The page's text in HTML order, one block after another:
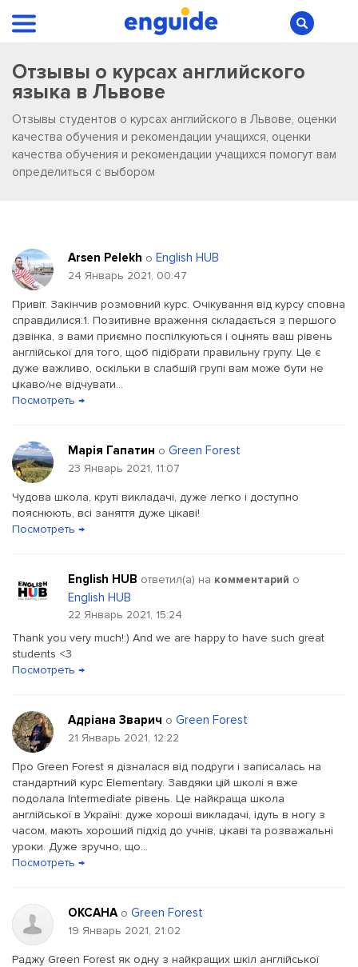
Отзывы о курсах английского
языка в Львове
Отзывы студентов о курсах английского в Львове, оценки
качества обучения и рекомендации учащихся, оценки
качества обучения и рекомендации учащихся помогут вам
определиться с выбором
Arsen Pelekh о English HUB
24 Январь 2021, 00:47
Привіт. Закінчив розмовний курс. Очікування від курсу сповна
справдилися:1. Позитивне враження складається з першого
дзвінка, з вами приємно поспілкуються і оцінять ваш рівень
англійської для того, щоб підібрати правильну групу. Це є
дуже важливо, оскільки в слабшій групі вам може бути не
цікаво/не відчувати...
Посмотреть →
Марія Гапатин о Green Forest
23 Январь 2021, 11:07
Чудова школа, круті викладачі, дуже легко і доступно
пояснюють, всі заняття дуже цікаві!
Посмотреть →
English HUB ответил(a) на комментарий о
English HUB
22 Январь 2021, 15:24
Thank you very much!:) And we are happy to have such great
students <3
Посмотреть →
Адріана Зварич о Green Forest
21 Январь 2021, 12:22
Про Green Forest я дізналася від подруги і записалась на
стандартний курс Elementary. Завдяки цій школі я вже
подолала Intermediate рівень. Це найкраща школа
англійської в Україні: дуже хороші викладачі, ідуть в ногу з
часом, мають хороший підхід до учнів, цікаві та розважальні
уроки. Дуже зручно, що...
Посмотреть →
ОКСАНА о Green Forest
19 Январь 2021, 21:02
Раджу Green Forest як одну з найкращих шкіл англійської